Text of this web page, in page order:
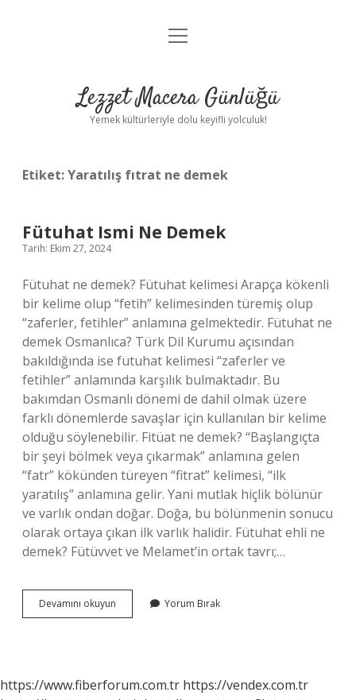
Anasayfa
Yasal Uyarı
menüyü
Lezzet Macera Günlüğü
Yemek kültürleriyle dolu keyifli yolculuk!
Etiket:Yaratılış fıtrat ne demek
Fütuhat Ismi Ne Demek
Tarih: Ekim 27, 2024
Fütuhat ne demek? Fütuhat kelimesi Arapça kökenli
bir kelime olup “fetih” kelimesinden türemiş olup
“zaferler, fetihler” anlamına gelmektedir. Fütuhat ne
demek Osmanlıca? Türk Dil Kurumu açısından
bakıldığında ise futuhat kelimesi “zaferler ve
fetihler” anlamında karşılık bulmaktadır. Bu
bakımdan Osmanlı dönemi de dahil olmak üzere
farklı dönemlerde savaşlar için kullanılan bir kelime
olduğu söylenebilir. Fitüat ne demek? “Başlangıçta
bir şeyi bölmek veya çıkarmak” anlamına gelen
“fatr” kökünden türeyen “fitrat” ​​kelimesi, “ilk
yaratılış” anlamına gelir. Yani mutlak hiçlik bölünür
ve varlık ondan doğar. Doğa, bu bölünmenin sonucu
olarak ortaya çıkan ilk varlık halidir. Fütuhat ehli ne
demek? Fütüvvet ve Melamet’in ortak tavrı;…
Devamını okuyun
Ismi
Yorum Bırak
https://www.fiberforum.com.tr https://vendex.com.tr